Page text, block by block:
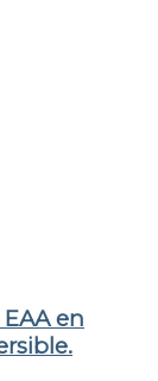
en